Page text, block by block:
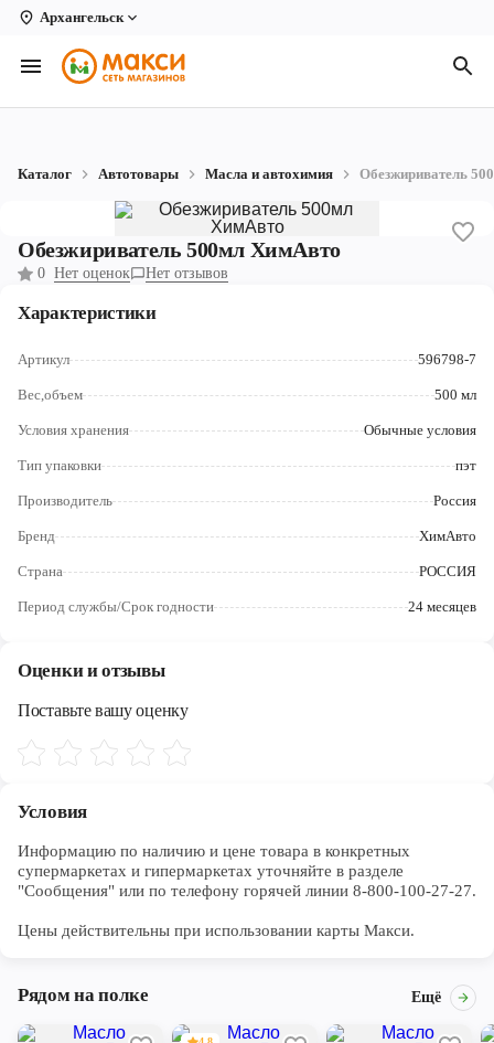
Архангельск
Вологда
Архангельск
Кирово-Чепецк
Коряжма
Котлас
Новодвинск
Северодвинск
Череповец
Ярославль
Каталог Автотовары Масла и автохимия Обезжириватель
Обезжириватель 500мл ХимАвто
0 Нет оценок Нет отзывов
Характеристики
Артикул 596798-7
Вес,объем 500 мл
Условия хранения Обычные условия
Тип упаковки пэт
Производитель Россия
Бренд ХимАвто
Страна РОССИЯ
Период службы/Срок годности 24 месяцев
Оценки и отзывы
Поставьте вашу оценку
Условия
Информацию по наличию и цене товара в конкретных
супермаркетах и гипермаркетах уточняйте в разделе
"Сообщения" или по телефону горячей линии 8-800-100-27-27.
Цены действительны при использовании карты Макси.
Рядом на полке Ещё